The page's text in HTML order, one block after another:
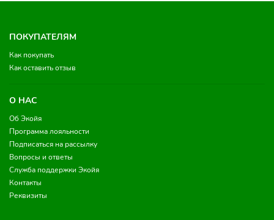
ПОКУПАТЕЛЯМ
Как покупать
Как оставить отзыв
О НАС
Об Экойя
Программа лояльности
Подписаться на рассылку
Вопросы и ответы
Служба поддержки Экойя
Контакты
Реквизиты